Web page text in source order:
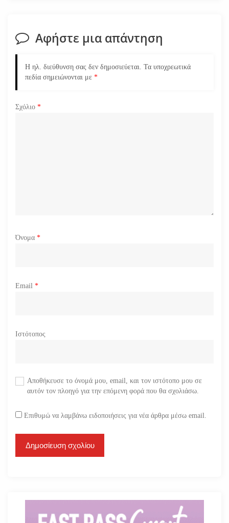
η
ρ
θ
Αφήστε μια απάντηση
Η ηλ. διεύθυνση σας δεν δημοσιεύεται. Τα υποχρεωτικά
πεδία σημειώνονται με *
Σχόλιο *
Όνομα *
Email *
Ιστότοπος
Αποθήκευσε το όνομά μου, email, και τον ιστότοπο μου σε
αυτόν τον πλοηγό για την επόμενη φορά που θα σχολιάσω.
Επιθυμώ να λαμβάνω ειδοποιήσεις για νέα άρθρα μέσω email.